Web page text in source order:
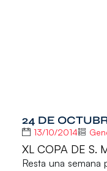
24 DE
13/10/2014
XL COPA DE S.
Resta una semana